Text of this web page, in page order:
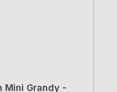
Grandy -